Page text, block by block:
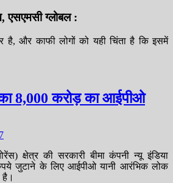
एसएमसी ग्लोबल :
है, और काफी लोगों को यही चिंता है कि इसमें
का 8,000 करोड़ का आईपीओ
क्षेत्र की सरकारी बीमा कंपनी न्यू इंडिया
जुटाने के लिए आईपीओ यानी आरंभिक लोक
है।